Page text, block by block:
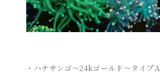
・ハナサンゴ～24kゴールド～タイプA